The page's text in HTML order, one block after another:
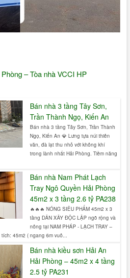
– Tòa nhà VCCI HP
Bán nhà 3 tầng Tây Sơn,
Trần Thành Ngọ, Kiến An
Bán nhà 3 tầng Tây Sơn, Trần Thành
Ngọ, Kiến An 💎 Lưng tựa núi thiên
văn, đà lạt thu nhỏ với không khí
trong lành nhất Hải Phòng. Tiềm năng
Bán nhà Nam Phát Lạch
Tray Ngô Quyền Hải Phòng
45m2 x 3 tầng 2.6 tỷ PA238
🔥🔥🔥 NÓNG SIÊU PHẨM 45m2 x 3
tầng DÂN XÂY ĐỘC LẬP ngõ rộng và
nông tại NAM PHÁP - LẠCH TRAY –
45m2 ( ngang 6m vuô...
Bán nhà kiều sơn Hải An
Hải Phòng – 45m2 x 4 tầng
2.5 tỷ PA231